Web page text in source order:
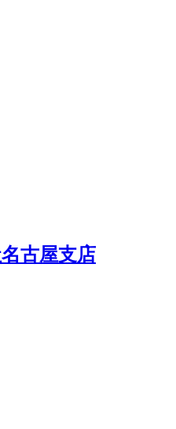
古屋支店